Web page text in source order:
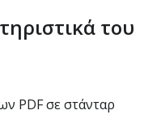
του
PDF σε στάνταρ